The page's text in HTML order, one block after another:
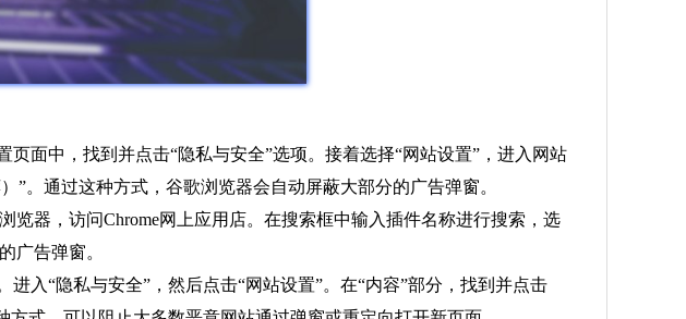
面中，找到并点击“隐私与安全”选项。接着选择“网站设置”，进入网站
”。通过这种方式，谷歌浏览器会自动屏蔽大部分的广告弹窗。
览器，访问Chrome网上应用店。在搜索框中输入插件名称进行搜索，选
广告弹窗。
入“隐私与安全”，然后点击“网站设置”。在“内容”部分，找到并点击